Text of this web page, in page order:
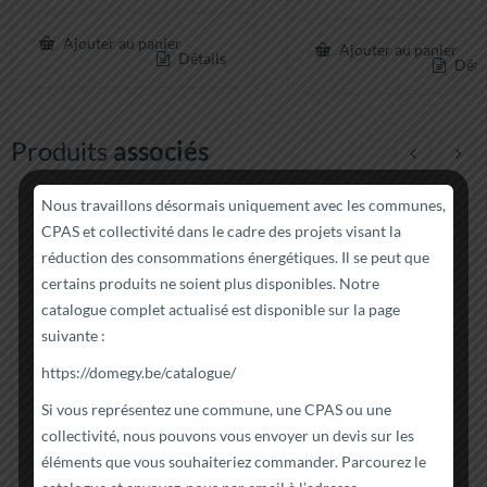
Ajouter au panier
Détails
Ajouter au panier
Produits associés
Détecteur Incendie
Chacon 34131
Bypass pour variateur
Zwave Fibaro Bypass
Nous travaillons désormais uniquement avec les communes,
CPAS et collectivité dans le cadre des projets visant la
réduction des consommations énergétiques. Il se peut que
certains produits ne soient plus disponibles. Notre
catalogue complet actualisé est disponible sur la page
suivante :
https://domegy.be/catalogue/
Si vous représentez une commune, une CPAS ou une
collectivité, nous pouvons vous envoyer un devis sur les
éléments que vous souhaiteriez commander. Parcourez le